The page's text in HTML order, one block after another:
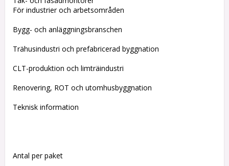
För industrier och arbetsområden
Bygg- och anläggningsbranschen
Trähusindustri och prefabricerad byggnation
CLT-produktion och limträindustri
Renovering, ROT och utomhusbyggnation
Teknisk information
Antal per paket